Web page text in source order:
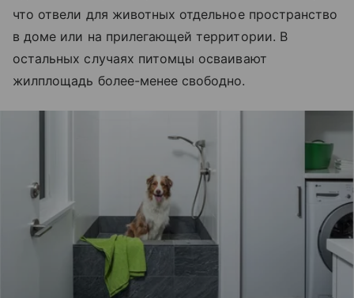
что отвели для животных отдельное пространство
в доме или на прилегающей территории. В
остальных случаях питомцы осваивают
жилплощадь более-менее свободно.